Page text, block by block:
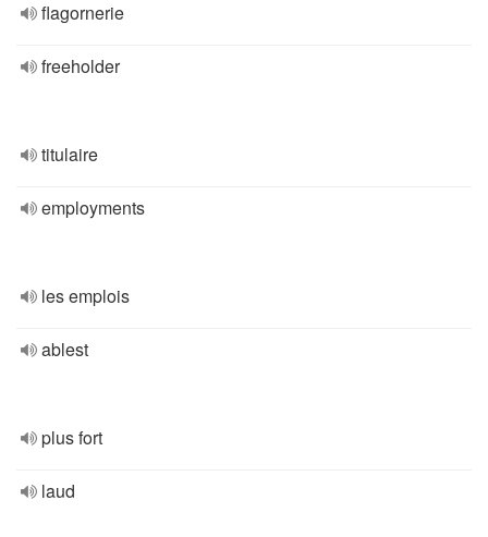
flagornerie
freeholder
titulaire
employments
les emplois
ablest
plus fort
laud